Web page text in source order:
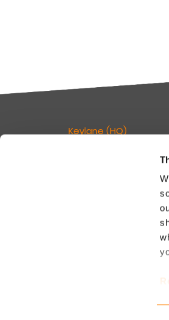
Keylane (HQ)
info.dach@keylane.com
Standorte besuchen Sie